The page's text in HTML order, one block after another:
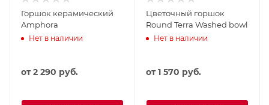
Горшок керамический
Amphora
Нет в наличии
от2 290 руб.
Цветочный горшок
Round Terra Washed bowl
Нет в наличии
от1 570 руб.